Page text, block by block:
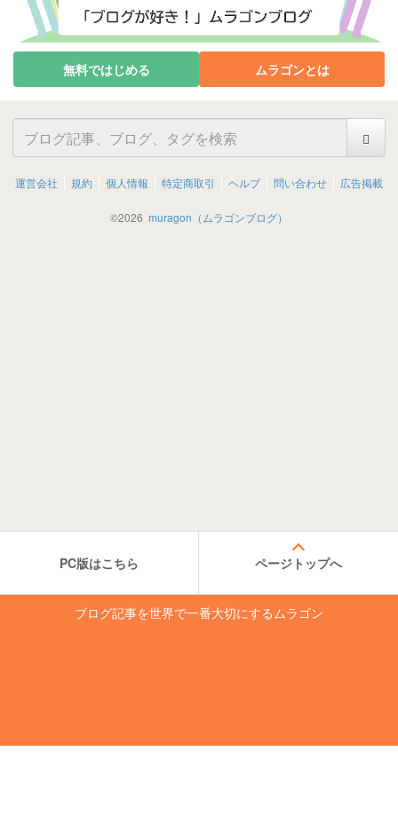
無料ではじめる ムラゴンとは
運営会社 規約 個人情報 特定商取引 ヘルプ 問い合わせ 広告掲載
©2026 muragon（ムラゴンブログ）
PC版はこちら ページトップへ
ブログ記事を世界で一番大切にするムラゴン